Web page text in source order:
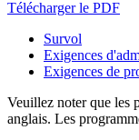
Télécharger le PDF
Survol
Exigences
Exigences de
Veuillez noter que les
anglais. Les